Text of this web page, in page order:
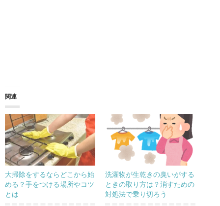
関連
大掃除をするならどこから始
める？手をつける場所やコツ
とは
洗濯物が生乾きの臭いがする
ときの取り方は？消すための
対処法で乗り切ろう